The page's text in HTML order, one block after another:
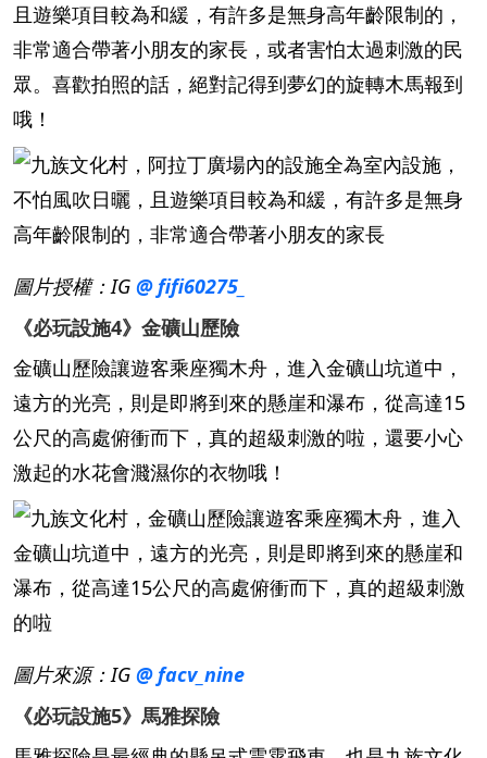
且遊樂項目較為和緩，有許多是無身高年齡限制的，
非常適合帶著小朋友的家長，或者害怕太過刺激的民
眾。喜歡拍照的話，絕對記得到夢幻的旋轉木馬報到
哦！
圖片授權：IG @ fifi60275_
《必玩設施4》金礦山歷險
金礦山歷險讓遊客乘座獨木舟，進入金礦山坑道中，
遠方的光亮，則是即將到來的懸崖和瀑布，從高達15
公尺的高處俯衝而下，真的超級刺激的啦，還要小心
激起的水花會濺濕你的衣物哦！
圖片來源：IG @ facv_nine
《必玩設施5》馬雅探險